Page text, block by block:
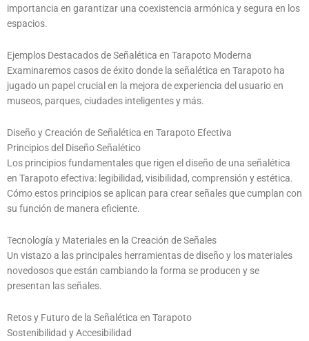
importancia en garantizar una coexistencia armónica y segura en los
espacios.
Ejemplos Destacados de Señalética en Tarapoto Moderna
Examinaremos casos de éxito donde la señalética en Tarapoto ha
jugado un papel crucial en la mejora de experiencia del usuario en
museos, parques, ciudades inteligentes y más.
Diseño y Creación de Señalética en Tarapoto Efectiva
Principios del Diseño Señalético
Los principios fundamentales que rigen el diseño de una señalética
en Tarapoto efectiva: legibilidad, visibilidad, comprensión y estética.
Cómo estos principios se aplican para crear señales que cumplan con
su función de manera eficiente.
Tecnología y Materiales en la Creación de Señales
Un vistazo a las principales herramientas de diseño y los materiales
novedosos que están cambiando la forma se producen y se
presentan las señales.
Retos y Futuro de la Señalética en Tarapoto
Sostenibilidad y Accesibilidad